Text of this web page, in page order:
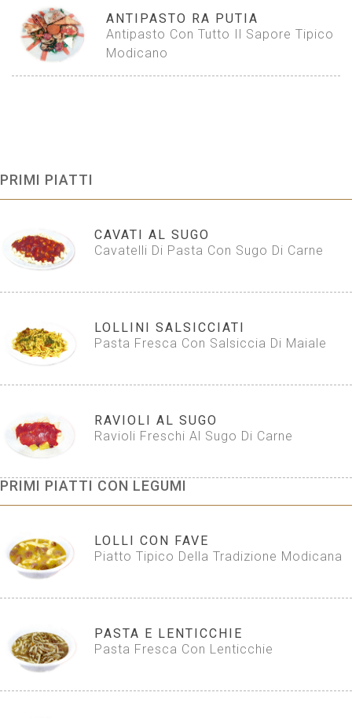
ANTIPASTO RA PUTIA
Antipasto Con Tutto Il Sapore Tipico
Modicano
PRIMI PIATTI
CAVATI AL SUGO
Cavatelli Di Pasta Con Sugo Di Carne
LOLLINI SALSICCIATI
Pasta Fresca Con Salsiccia Di Maiale
RAVIOLI AL SUGO
Ravioli Freschi Al Sugo Di Carne
PRIMI PIATTI CON LEGUMI
LOLLI CON FAVE
Piatto Tipico Della Tradizione Modicana
PASTA E LENTICCHIE
Pasta Fresca Con Lenticchie